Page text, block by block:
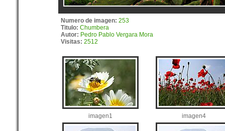
Numero de imagen: 253
Titulo: Chumbera
Autor: Pedro Pablo Vergara Mora
Visitas: 2512
imagen1 imagen4